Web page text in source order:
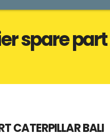
spare part
CATERPILLAR BALI